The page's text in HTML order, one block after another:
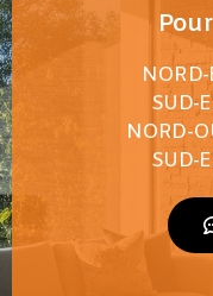
SUD-
NORD-
SUD-